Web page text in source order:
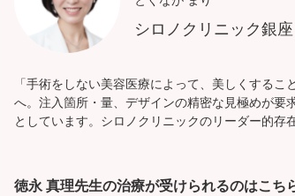
シロノクリニック銀座
「手術をしない美容医療によって、美しくする
へ。注入箇所・量、デザインの精密な見極めが
としています。シロノクリニックのリーダー的存
徳永 真理先生の治療が受けられるのはこち